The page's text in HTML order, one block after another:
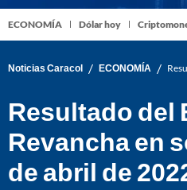
ECONOMÍA Dólar hoy
Noticias Caracol / ECONOMÍA /
Resultado del
Revancha en
de abril de